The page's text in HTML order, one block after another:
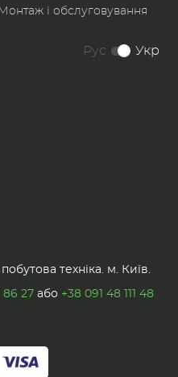
Монтаж і обслуговування
техніка. м. Київ.
86 27 або +38 091 48 111 48
Рус Укр